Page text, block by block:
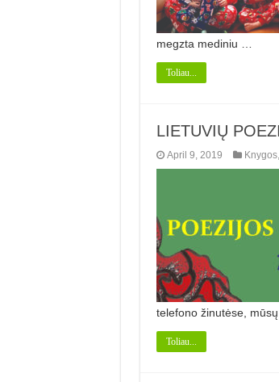
megzta mediniu …
Toliau...
LIETUVIŲ
April 9, 2019 Knygos,
telefono žinutėse,
Toliau...